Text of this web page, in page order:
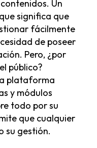
Un
significa que
fácilmente
de poseer
Pero, ¿por
público?
plataforma
y módulos
todo por su
que cualquier
su gestión.